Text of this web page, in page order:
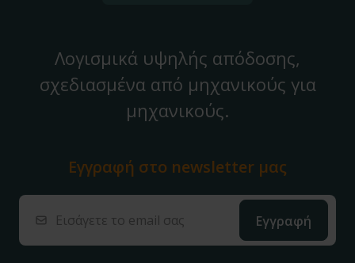
Λογισμικά υψηλής απόδοσης,
σχεδιασμένα από μηχανικούς για
μηχανικούς.
Εγγραφή στο newsletter μας